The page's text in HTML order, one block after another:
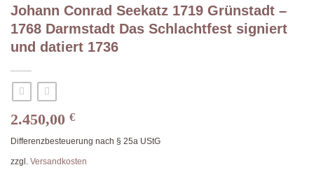
Johann Conrad Seekatz 1719 Grünstadt –
1768 Darmstadt Das Schlachtfest signiert
und datiert 1736
2.450,00 €
Differenzbesteuerung nach § 25a UStG
zzgl. Versandkosten